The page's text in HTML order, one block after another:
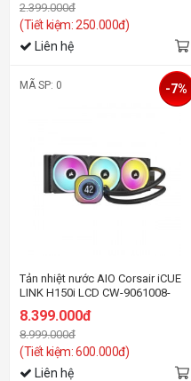
2.399.000đ
(Tiết kiệm: 250.000đ)
Liên hệ
MÃ SP: 0
Tản nhiệt nước AIO Corsair iCUE
LINK H150i LCD CW-9061008-
8.399.000đ
8.999.000đ
(Tiết kiệm: 600.000đ)
-7%
Liên hệ